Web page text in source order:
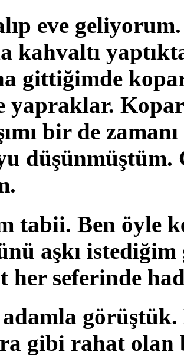
eve
kahvaltı
gittiğimde
yapraklar.
bir de
düşünmüştüm.
tabii. Ben öyle
aşkı
her seferinde
görüştük.
gibi rahat olan